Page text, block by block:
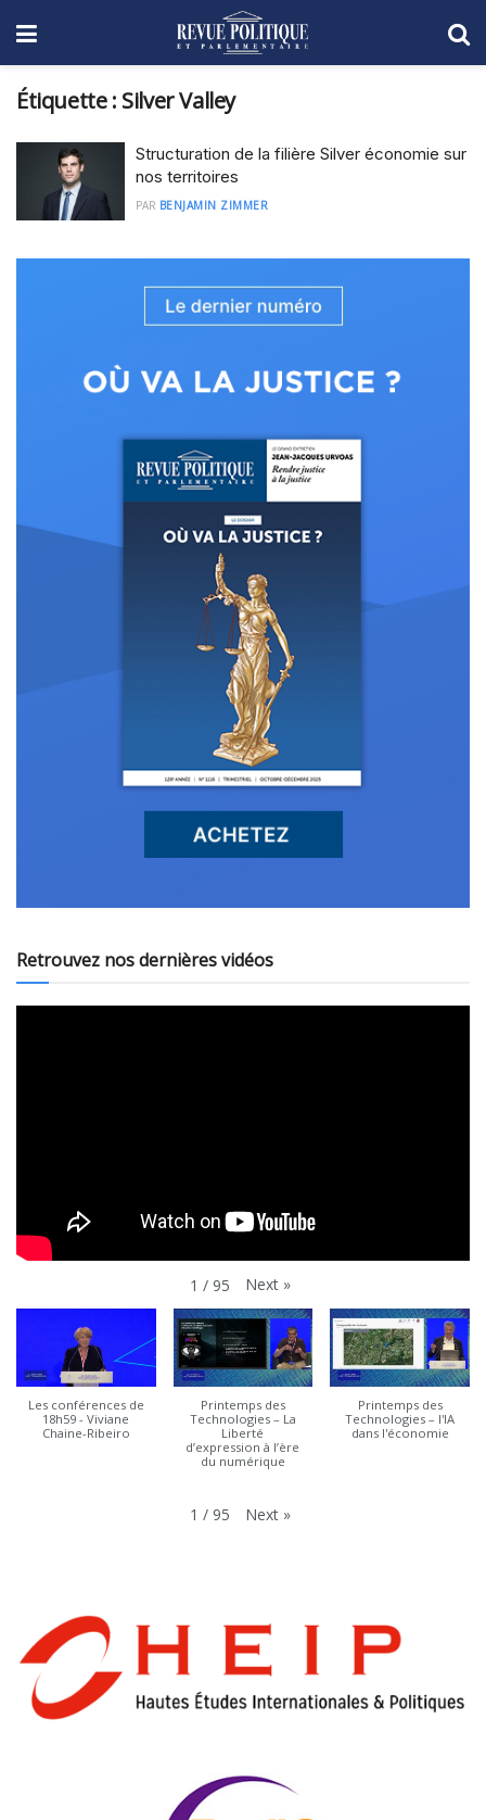
Étiquette : Silver Valley
Structuration de la filière Silver économie sur
nos territoires
PAR BENJAMIN ZIMMER
Retrouvez nos dernières vidéos
1 / 95 Next »
Les conférences de
18h59 - Viviane
Chaine-Ribeiro
Printemps des
Technologies – La
Liberté
d’expression à l’ère
du numérique
Printemps des
Technologies – l'IA
dans l'économie
1 / 95 Next »